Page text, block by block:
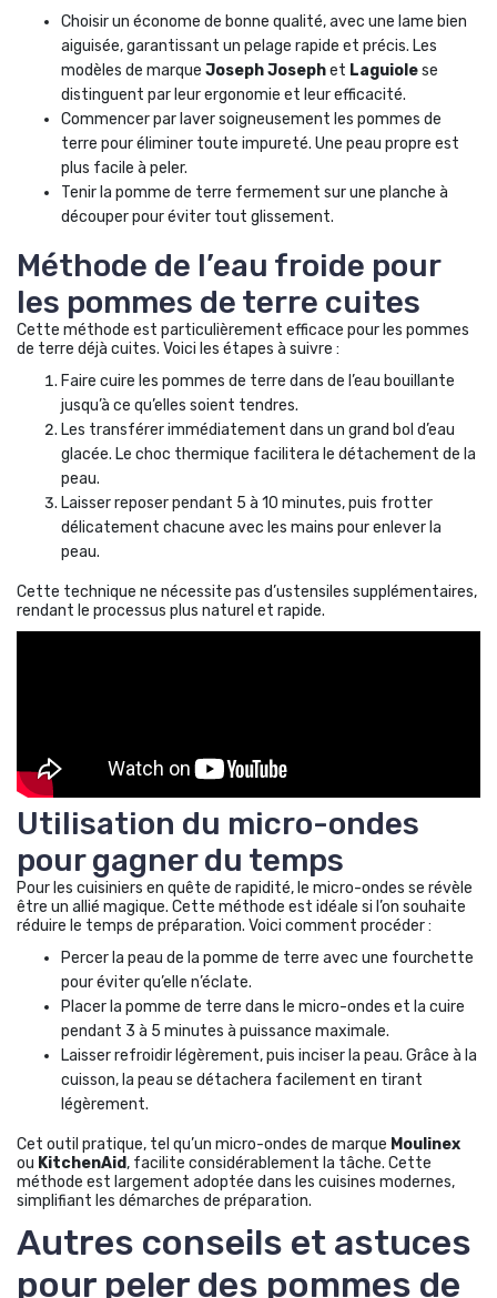
Choisir un économe de bonne qualité, avec une lame bien
aiguisée, garantissant un pelage rapide et précis. Les
modèles de marque Joseph Josephet Laguiolese
distinguent par leur ergonomie et leur efficacité.
Commencer par laver soigneusement les pommes de
terre pour éliminer toute impureté. Une peau propre est
plus facile à peler.
Tenir la pomme de terre fermement sur une planche à
découper pour éviter tout glissement.
Méthode de l’eau froide pour
les pommes de terre cuites
Cette méthode est particulièrement efficace pour les pommes
de terre déjà cuites. Voici les étapes à suivre :
Faire cuire les pommes de terre dans de l’eau bouillante
jusqu’à ce qu’elles soient tendres.
Les transférer immédiatement dans un grand bol d’eau
glacée. Le choc thermique facilitera le détachement de la
peau.
Laisser reposer pendant 5 à 10 minutes, puis frotter
délicatement chacune avec les mains pour enlever la
peau.
Cette technique ne nécessite pas d’ustensiles supplémentaires,
rendant le processus plus naturel et rapide.
Utilisation du micro-ondes
pour gagner du temps
Pour les cuisiniers en quête de rapidité, le micro-ondes se révèle
être un allié magique. Cette méthode est idéale si l’on souhaite
réduire le temps de préparation. Voici comment procéder :
Percer la peau de la pomme de terre avec une fourchette
pour éviter qu’elle n’éclate.
Placer la pomme de terre dans le micro-ondes et la cuire
pendant 3 à 5 minutes à puissance maximale.
Laisser refroidir légèrement, puis inciser la peau. Grâce à la
cuisson, la peau se détachera facilement en tirant
légèrement.
Cet outil pratique, tel qu’un micro-ondes de marque Moulinex
ou KitchenAid, facilite considérablement la tâche. Cette
méthode est largement adoptée dans les cuisines modernes,
simplifiant les démarches de préparation.
Autres conseils et astuces
pour peler des pommes de